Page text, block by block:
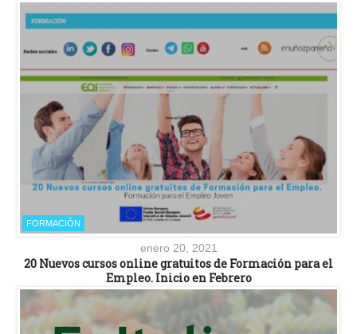
FORMACIÓN
enero 20, 2021
20 Nuevos cursos online gratuitos de Formación para el
Empleo. Inicio en Febrero